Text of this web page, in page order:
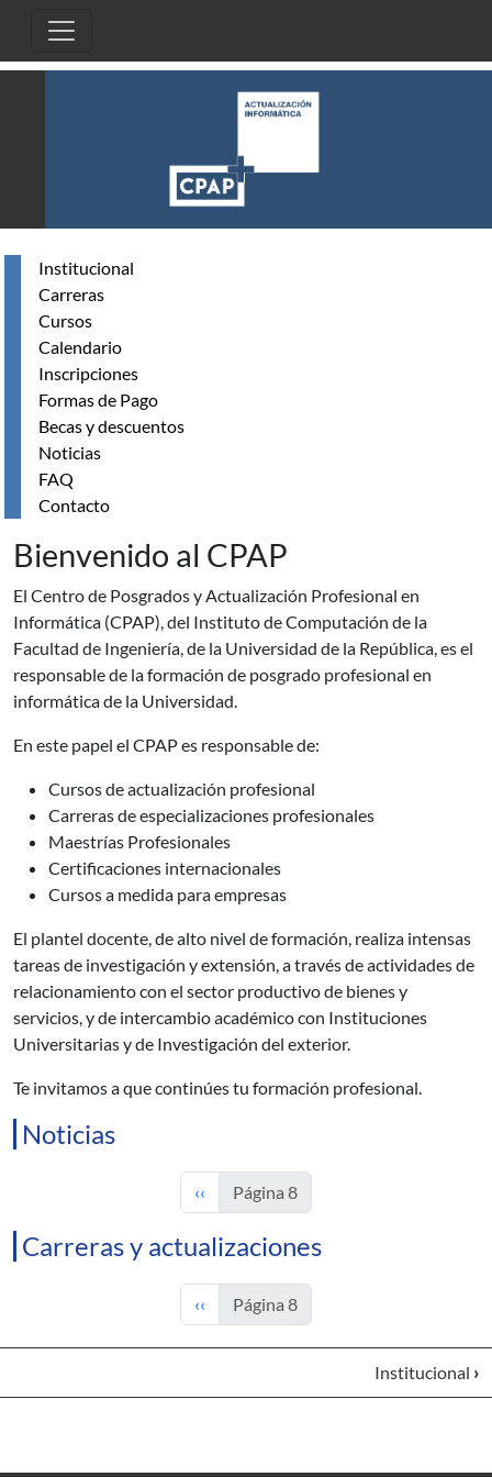
Institucional
Carreras
Cursos
Calendario
Inscripciones
Formas de Pago
Becas y descuentos
Noticias
FAQ
Contacto
Bienvenido al CPAP
El Centro de Posgrados y Actualización Profesional en
Informática (CPAP), del Instituto de Computación de la
Facultad de Ingeniería, de la Universidad de la República, es el
responsable de la formación de posgrado profesional en
informática de la Universidad.
En este papel el CPAP es responsable de:
Cursos de actualización profesional
Carreras de especializaciones profesionales
Maestrías Profesionales
Certificaciones internacionales
Cursos a medida para empresas
El plantel docente, de alto nivel de formación, realiza intensas
tareas de investigación y extensión, a través de actividades de
relacionamiento con el sector productivo de bienes y
servicios, y de intercambio académico con Instituciones
Universitarias y de Investigación del exterior.
Te invitamos a que continúes tu formación profesional.
Noticias
Página anterior
‹‹ Página 8
Carreras y actualizaciones
Página anterior
‹‹ Página 8
Institucional ›